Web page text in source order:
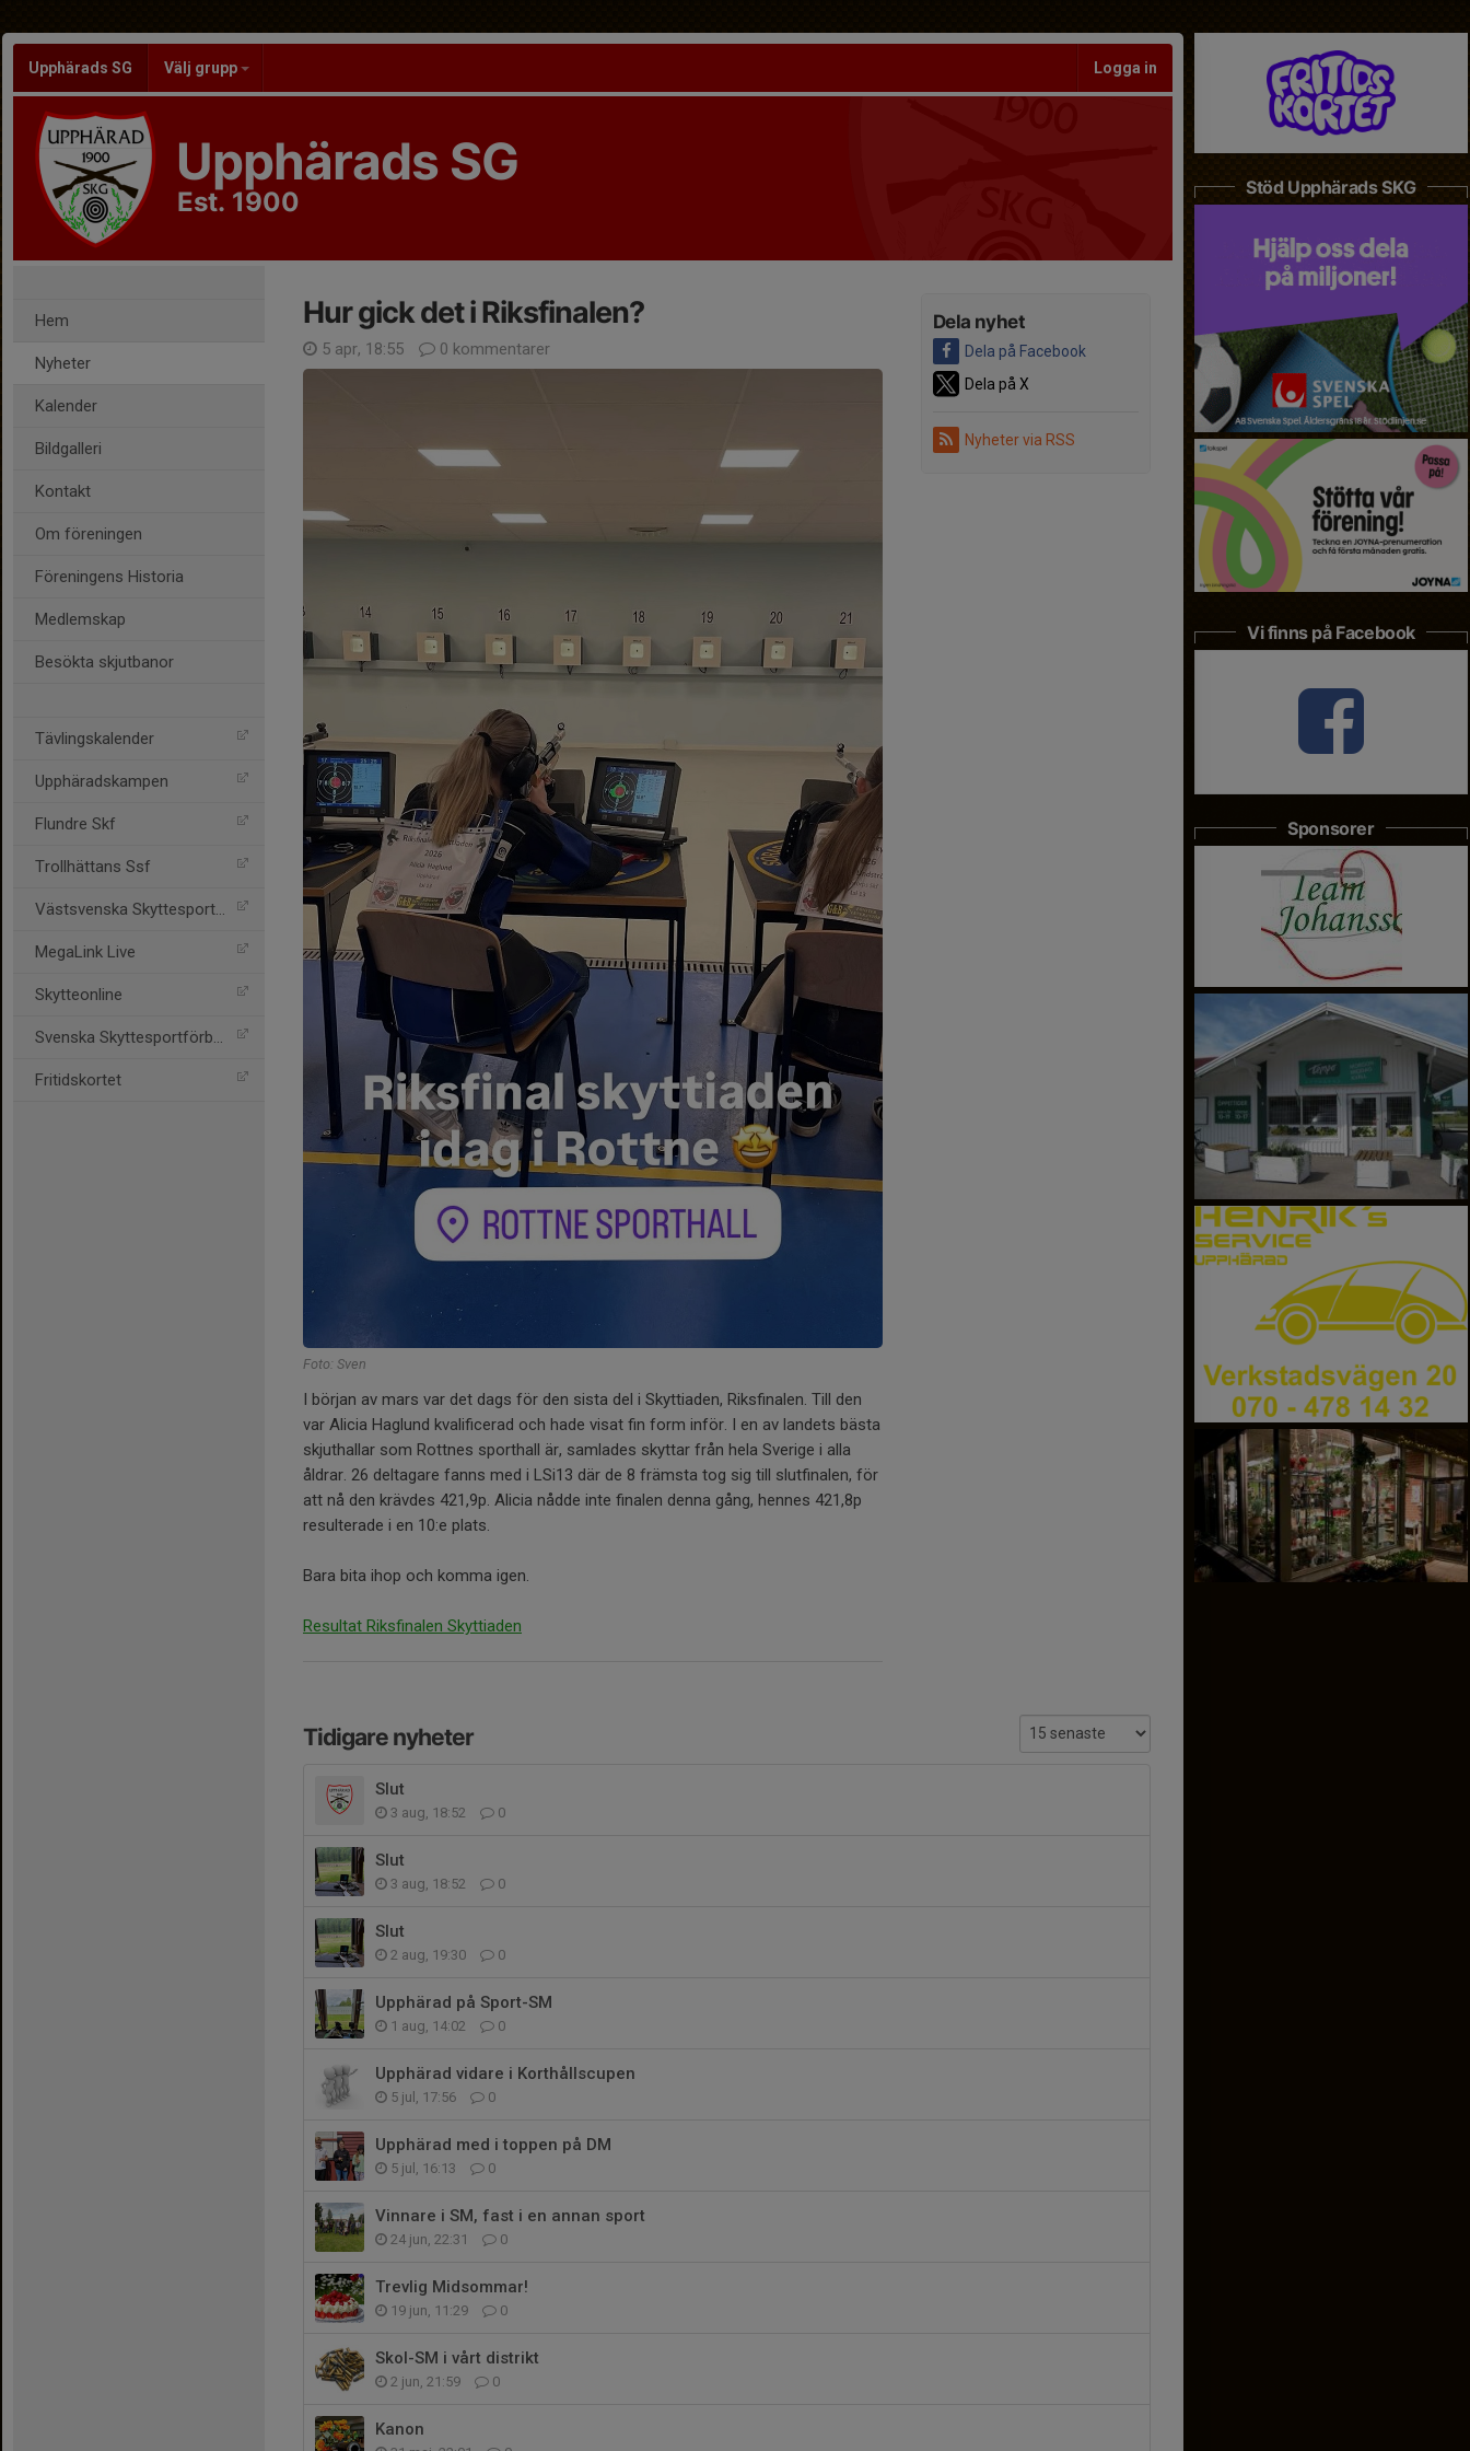
Upphärads SG Välj grupp Logga in
Upphärads SG
Est. 1900
Hem
Nyheter
Kalender
Bildgalleri
Kontakt
Om föreningen
Föreningens Historia
Medlemskap
Besökta skjutbanor
Tävlingskalender
Upphäradskampen
Flundre Skf
Trollhättans Ssf
Västsvenska Skyttesportfö
MegaLink Live
Skytteonline
Svenska Skyttesportförbun
Fritidskortet
Dela nyhet
Dela på Facebook
Dela på X
Nyheter via RSS
Hur gick det i Riksfinalen?
5 apr, 18:55 0 kommentarer
Foto: Sven
I början av mars var det dags för den sista del i Skyttiaden, Riksfinalen. Till den
var Alicia Haglund kvalificerad och hade visat fin form inför. I en av landets bästa
skjuthallar som Rottnes sporthall är, samlades skyttar från hela Sverige i alla
åldrar. 26 deltagare fanns med i LSi13 där de 8 främsta tog sig till slutfinalen, för
att nå den krävdes 421,9p. Alicia nådde inte finalen denna gång, hennes 421,8p
resulterade i en 10:e plats.
Bara bita ihop och komma igen.
Resultat Riksfinalen Skyttiaden
Tidigare nyheter
Slut
3 aug, 18:52 0
Slut
3 aug, 18:52 0
Slut
2 aug, 19:30 0
Upphärad på Sport-SM
1 aug, 14:02 0
Upphärad vidare i Korthållscupen
5 jul, 17:56 0
Upphärad med i toppen på DM
5 jul, 16:13 0
Vinnare i SM, fast i en annan sport
24 jun, 22:31 0
Trevlig Midsommar!
19 jun, 11:29 0
Skol-SM i vårt distrikt
2 jun, 21:59 0
Kanon
Stöd Upphärads SKG
Vi finns på Facebook
Sponsorer